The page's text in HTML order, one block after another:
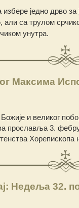
једно дрво за
али са трулом
унутра.
Максима
Божије и великог
прославља 3.
Хорепископа
Недеља 32.